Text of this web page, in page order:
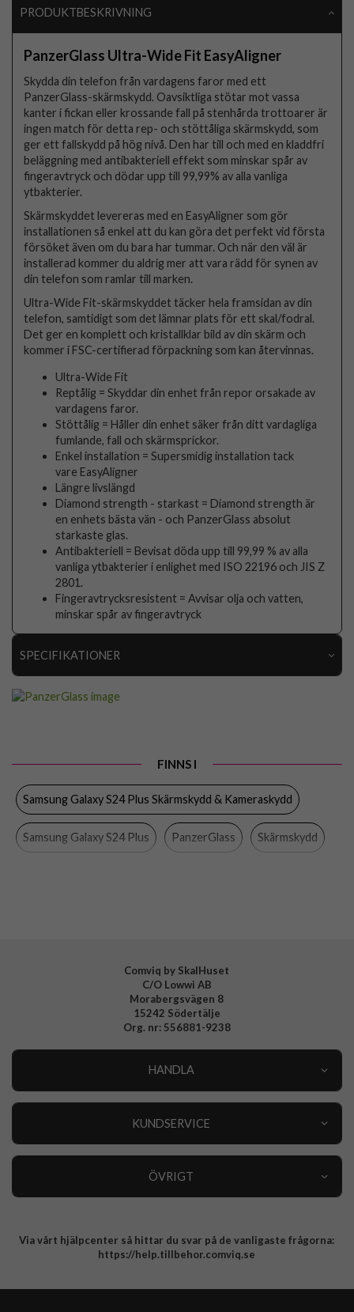
PRODUKTBESKRIVNING
PanzerGlass Ultra-Wide Fit EasyAligner
Skydda din telefon från vardagens faror med ett
PanzerGlass-skärmskydd. Oavsiktliga stötar mot vassa
kanter i fickan eller krossande fall på stenhårda trottoarer är
ingen match för detta rep- och stöttåliga skärmskydd, som
ger ett fallskydd på hög nivå. Den har till och med en kladdfri
beläggning med antibakteriell effekt som minskar spår av
fingeravtryck och dödar upp till 99,99% av alla vanliga
ytbakterier.
Skärmskyddet levereras med en EasyAligner som gör
installationen så enkel att du kan göra det perfekt vid första
försöket även om du bara har tummar. Och när den väl är
installerad kommer du aldrig mer att vara rädd för synen av
din telefon som ramlar till marken.
Ultra-Wide Fit-skärmskyddet täcker hela framsidan av din
telefon, samtidigt som det lämnar plats för ett skal/fodral.
Det ger en komplett och kristallklar bild av din skärm och
kommer i FSC-certifierad förpackning som kan återvinnas.
Ultra-Wide Fit
Reptålig = Skyddar din enhet från repor orsakade av
vardagens faror.
Stöttålig = Håller din enhet säker från ditt vardagliga
fumlande, fall och skärmsprickor.
Enkel installation = Supersmidig installation tack
vare EasyAligner
Längre livslängd
Diamond strength - starkast = Diamond strength är
en enhets bästa vän - och PanzerGlass absolut
starkaste glas.
Antibakteriell = Bevisat döda upp till 99,99 % av alla
vanliga ytbakterier i enlighet med ISO 22196 och JIS Z
2801.
Fingeravtrycksresistent = Avvisar olja och vatten,
minskar spår av fingeravtryck
SPECIFIKATIONER
Case friendly, Monteringsram
Färg Genomskinlig
Härdat glas
FINNS I
Samsung Galaxy S24 Plus Skärmskydd & Kameraskydd
Samsung Galaxy S24 Plus PanzerGlass Skärmskydd
Comviq by SkalHuset
C/O Lowwi AB
Morabergsvägen 8
15242 Södertälje
Org. nr: 556881-9238
HANDLA
KUNDSERVICE
ÖVRIGT
Integritetspolicy
Via vårt hjälpcenter så hittar du svar på de vanligaste frågorna:
https://help.tillbehor.comviq.se